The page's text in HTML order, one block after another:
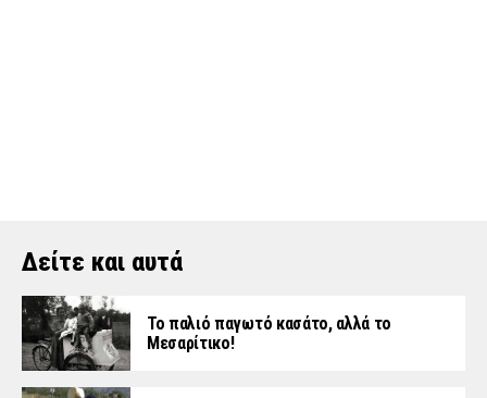
Δείτε και αυτά
Το παλιό παγωτό κασάτο, αλλά το
Μεσαρίτικο!